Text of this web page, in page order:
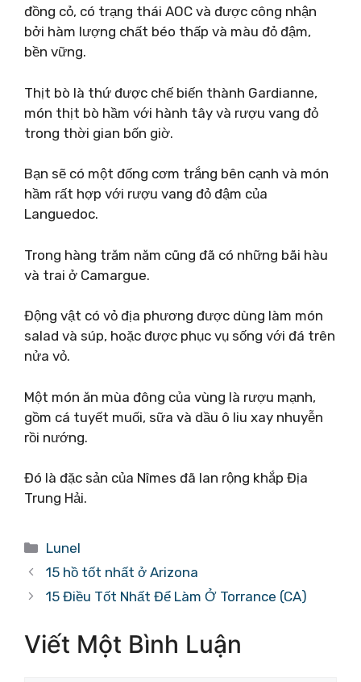
đồng cỏ, có trạng thái AOC và được công nhận
bởi hàm lượng chất béo thấp và màu đỏ đậm,
bền vững.
Thịt bò là thứ được chế biến thành Gardianne,
món thịt bò hầm với hành tây và rượu vang đỏ
trong thời gian bốn giờ.
Bạn sẽ có một đống cơm trắng bên cạnh và món
hầm rất hợp với rượu vang đỏ đậm của
Languedoc.
Trong hàng trăm năm cũng đã có những bãi hàu
và trai ở Camargue.
Động vật có vỏ địa phương được dùng làm món
salad và súp, hoặc được phục vụ sống với đá trên
nửa vỏ.
Một món ăn mùa đông của vùng là rượu mạnh,
gồm cá tuyết muối, sữa và dầu ô liu xay nhuyễn
rồi nướng.
Đó là đặc sản của Nîmes đã lan rộng khắp Địa
Trung Hải.
Danh
mục
Lunel
15 hồ tốt nhất ở Arizona
15 Điều Tốt Nhất Để Làm Ở Torrance (CA)
Viết Một Bình Luận